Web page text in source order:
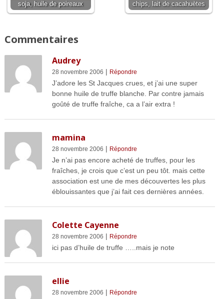
soja, huile de poireaux
chips, lait de cacahuètes
Commentaires
Audrey
28 novembre 2006 | Répondre
J’adore les St Jacques crues, et j’ai une super
bonne huile de truffe blanche. Par contre jamais
goûté de truffe fraîche, ca a l’air extra !
mamina
28 novembre 2006 | Répondre
Je n’ai pas encore acheté de truffes, pour les
fraîches, je crois que c’est un peu tôt. mais cette
association est une de mes découvertes les plus
éblouissantes que j’ai fait ces dernières années.
Colette Cayenne
28 novembre 2006 | Répondre
ici pas d’huile de truffe …..mais je note
ellie
28 novembre 2006 | Répondre